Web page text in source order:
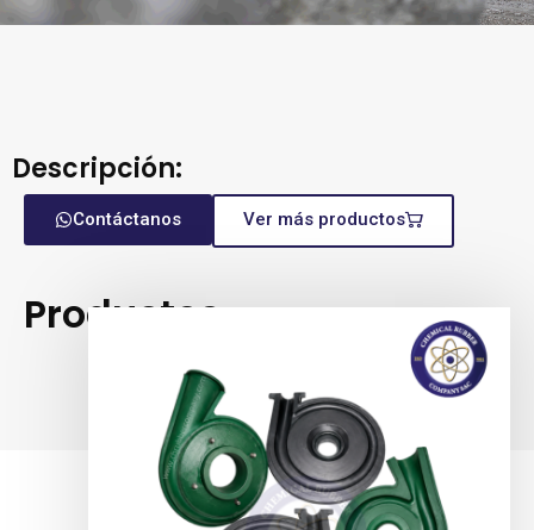
Descripción:
Contáctanos Ver más productos
Productos